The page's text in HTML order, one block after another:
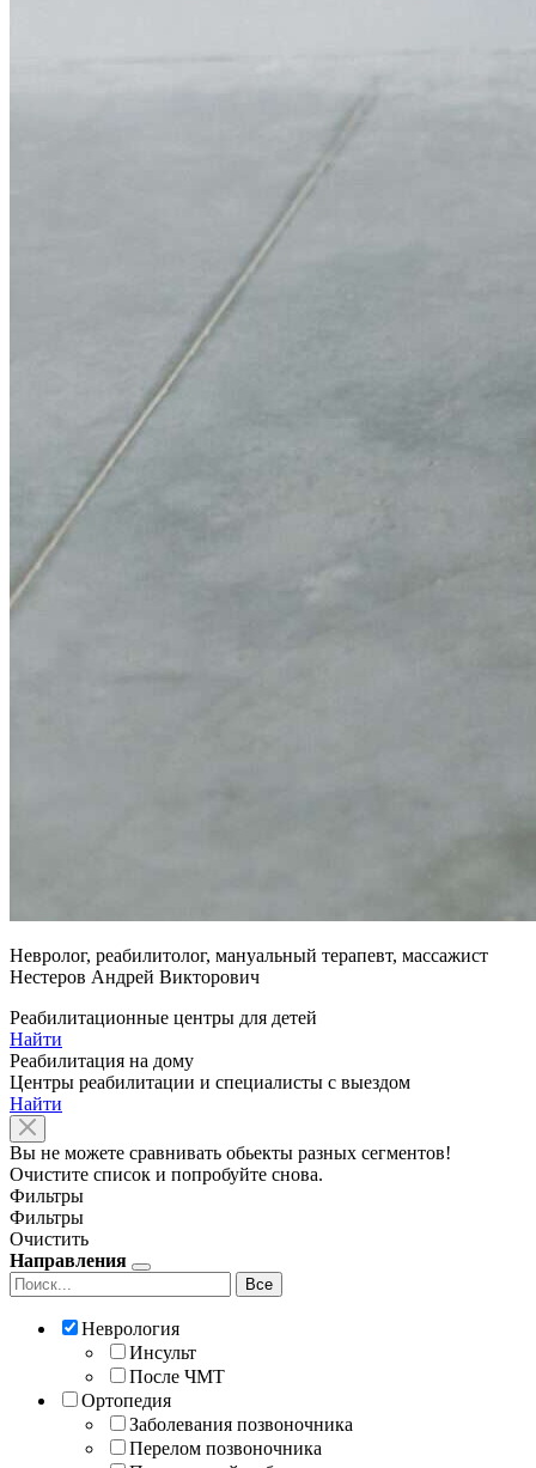
Невролог, реабилитолог, мануальный терапевт, массажист
Нестеров Андрей Викторович
Реабилитационные центры для детей
Найти
Реабилитация на дому
Центры реабилитации и специалисты с выездом
Найти
Вы не можете сравнивать обьекты разных сегментов!
Очистите список и попробуйте снова.
Фильтры
Фильтры
Очистить
Направления
Все
Неврология
Инсульт
После ЧМТ
Ортопедия
Заболевания позвоночника
Перелом позвоночника